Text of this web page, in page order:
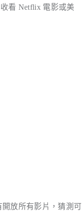
看 Netflix 電影或美
放所有影片，猜測可